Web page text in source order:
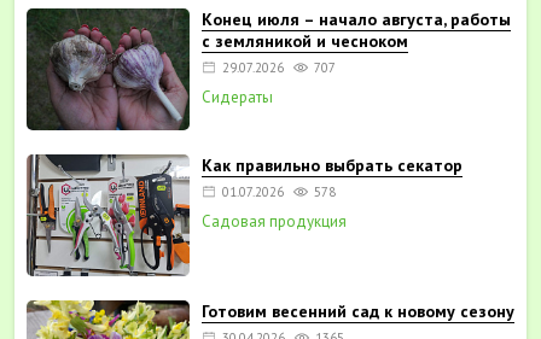
Конец июля – начало августа, работы
с земляникой и чесноком
29.07.2026 707
Сидераты
Как правильно выбрать секатор
01.07.2026 578
Садовая продукция
Готовим весенний сад к новому сезону